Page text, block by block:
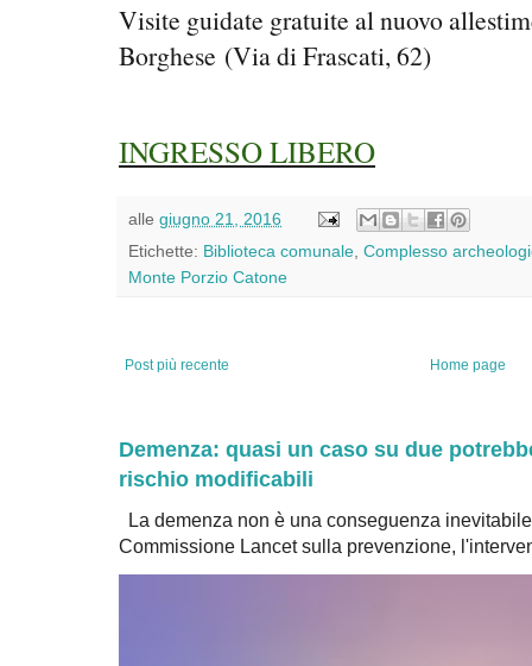
Visite guidate gratuite al nuovo
Borghese (Via di Frascati, 62)
INGRESSO LIBERO
alle giugno 21, 2016
Etichette: Biblioteca comunale Complesso
Monte Porzio Catone
Post più recente Home page
Demenza: quasi un caso su due
rischio modificabili
La demenza non è una conseguenza
Commissione Lancet sulla prevenzione,